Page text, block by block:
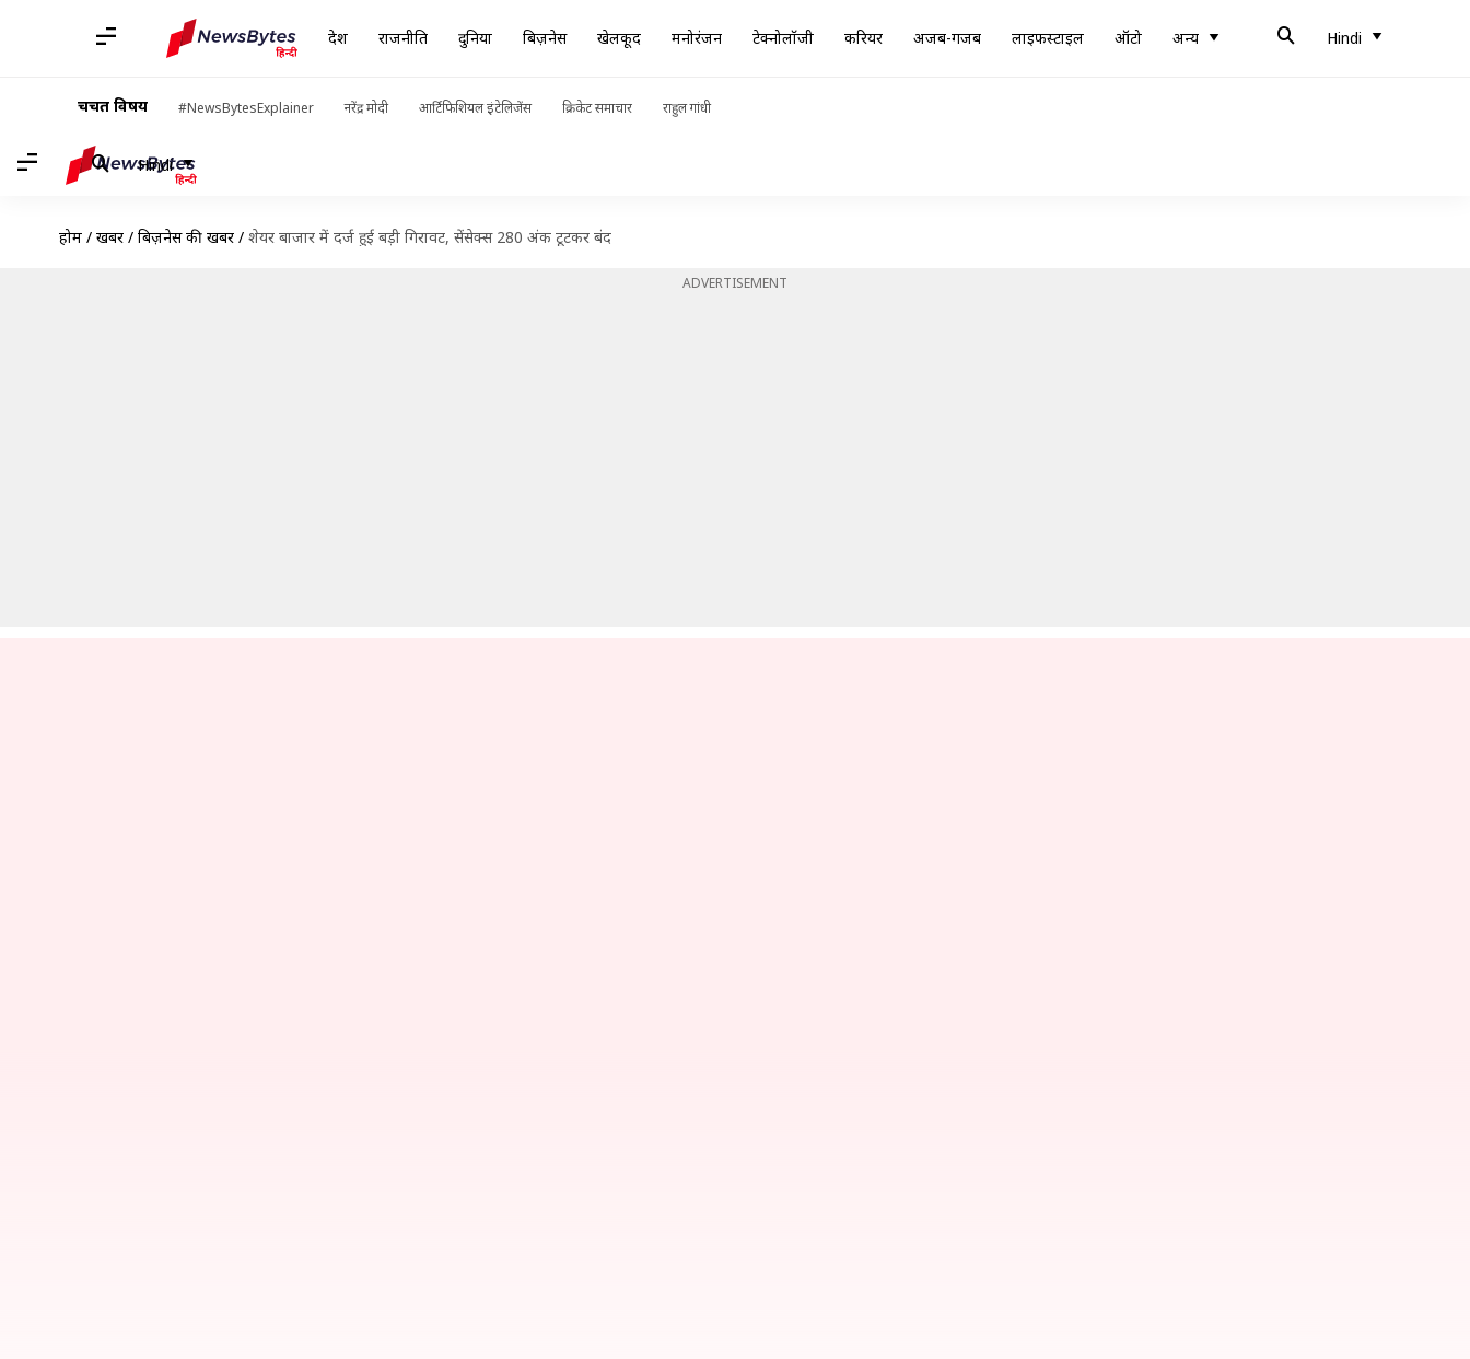
देश राजनीति दुनिया बिज़नेस खेलकूद मनोरंजन टेक्नोलॉजी करियर अजब-गजब लाइफस्टाइल ऑटो अन्य Hindi
चर्चित विषय #NewsBytesExplainer नरेंद्र मोदी आर्टिफिशियल इंटेलिजेंस क्रिकेट समाचार राहुल गांधी
Hindi
होम / खबरें / बिज़नेस की खबरें / शेयर बाजार में दर्ज हुई बड़ी गिरावट, सेंसेक्स 280 अंक टूटकर बंद
ADVERTISEMENT